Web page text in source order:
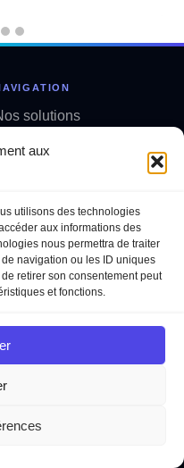
aux
utilisons des technologies
aux informations des
nous permettra de traiter
navigation ou les ID uniques
retirer son consentement peut
et fonctions.
solutions
NOUS
· bgtconsult.ai